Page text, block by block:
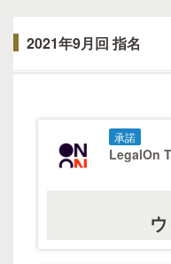
2021年9月回 指名
承諾
LegalOn